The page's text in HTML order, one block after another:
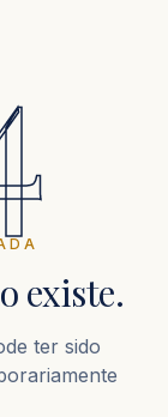
existe.
ter sido